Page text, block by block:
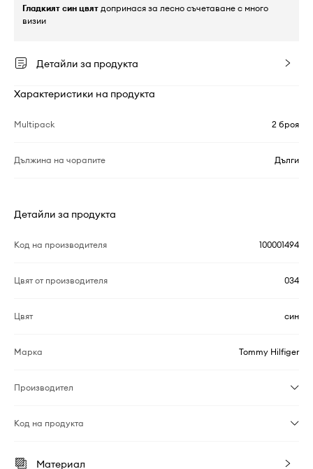
Гладкият син цвят допринася за лесно съчетаване с много
визии
Детайли за продукта
Характеристики на продукта
Multipack 2 броя
Дължина на чорапите Дълги
Детайли за продукта
Код на производителя 100001494
Цвят от производителя 034
Цвят син
Марка Tommy Hilfiger
Производител
Код на продукта
Материал